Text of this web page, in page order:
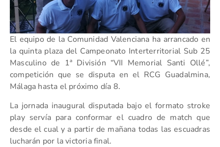
El equipo de la Comunidad Valenciana ha arrancado en
la quinta plaza del Campeonato Interterritorial Sub 25
Masculino de 1ª División “VII Memorial Santi Ollé”,
competición que se disputa en el RCG Guadalmina,
Málaga hasta el próximo día 8.
La jornada inaugural disputada bajo el formato stroke
play servía para conformar el cuadro de match que
desde el cual y a partir de mañana todas las escuadras
lucharán por la victoria final.